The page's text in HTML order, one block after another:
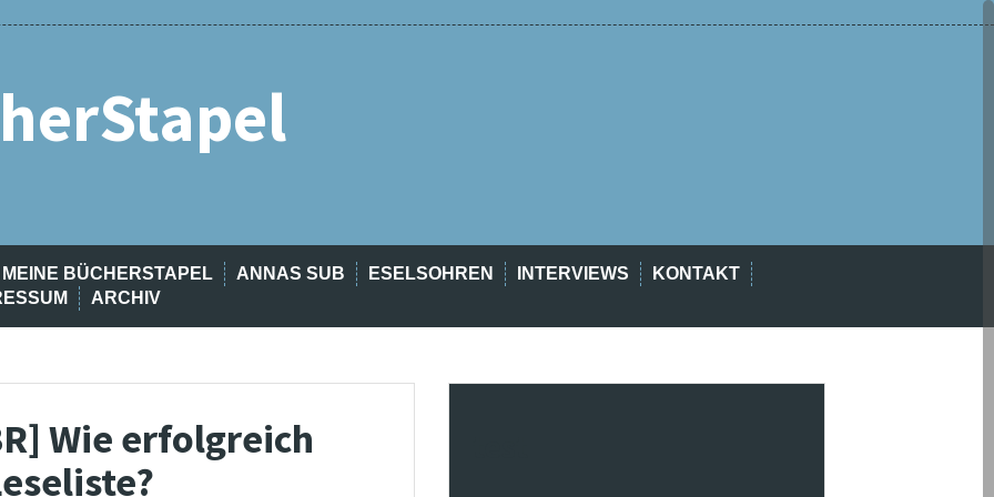
MEINE BÜCHERSTAPEL ANNAS SUB ESELSOHREN INTERVIEWS
KONTAKT
ARCHIV
Wie erfolgreich